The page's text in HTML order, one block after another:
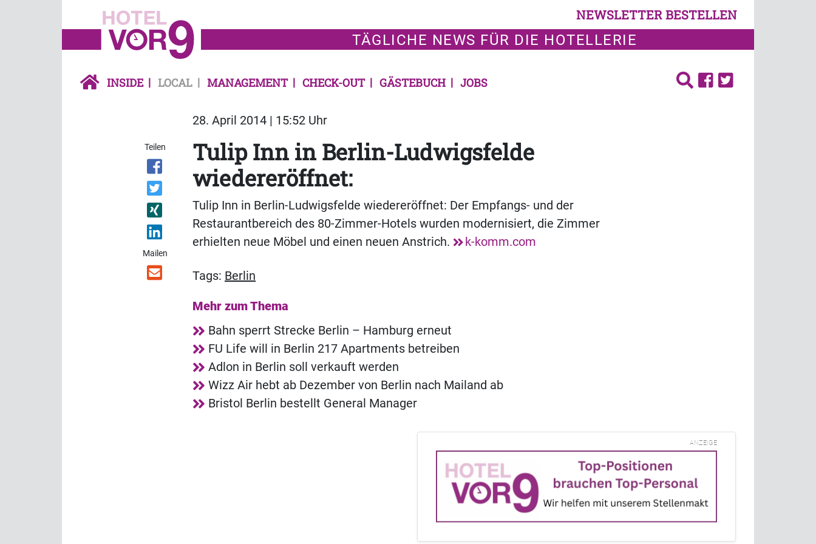
NEWSLETTER BESTELLEN
TÄGLICHE NEWS FÜR DIE HOTELLERIE
INSIDE LOCAL MANAGEMENT CHECK-OUT GÄSTEBUCH JOBS
28. April 2014 | 15:52 Uhr
Teilen
Mailen
Tulip Inn in Berlin-Ludwigsfelde
wiedereröffnet:
Tulip Inn in Berlin-Ludwigsfelde wiedereröffnet: Der Empfangs- und der
Restaurantbereich des 80-Zimmer-Hotels wurden modernisiert, die Zimmer
erhielten neue Möbel und einen neuen Anstrich.
k-komm.com
Tags: Berlin
Mehr zum Thema
Bahn sperrt Strecke Berlin – Hamburg erneut
FU Life will in Berlin 217 Apartments betreiben
Adlon in Berlin soll verkauft werden
Wizz Air hebt ab Dezember von Berlin nach Mailand ab
Bristol Berlin bestellt General Manager
ANZEIGE